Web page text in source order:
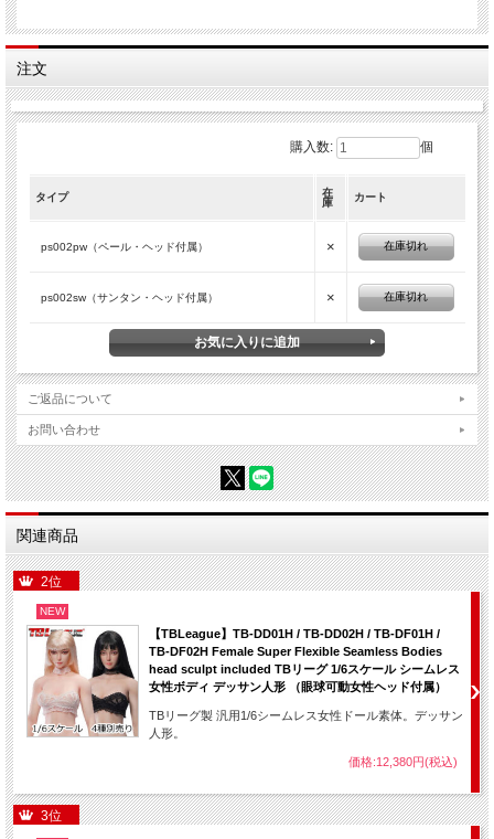
注文
購入数: 個
タイプ
在
庫
カート
ps002pw（ペール・ヘッド付属） × 在庫切れ
ps002sw（サンタン・ヘッド付属） × 在庫切れ
ご返品について
お問い合わせ
関連商品
2位
NEW
【TBLeague】TB-DD01H / TB-DD02H / TB-DF01H /
TB-DF02H Female Super Flexible Seamless Bodies
head sculpt included TBリーグ 1/6スケール シームレス
女性ボディ デッサン人形 （眼球可動女性ヘッド付属）
TBリーグ製 汎用1/6シームレス女性ドール素体。デッサン
人形。
価格:12,380円(税込)
3位